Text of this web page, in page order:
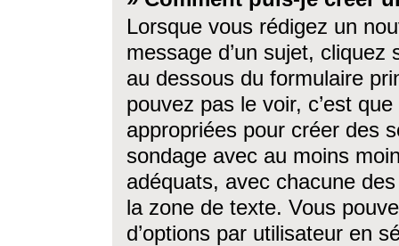
Lorsque vous rédigez un
message d’un sujet, cliquez
au dessous du formulaire
pouvez pas le voir, c’est
appropriées pour créer des
sondage avec au moins
adéquats, avec chacune
la zone de texte. Vous
d’options par utilisateur en